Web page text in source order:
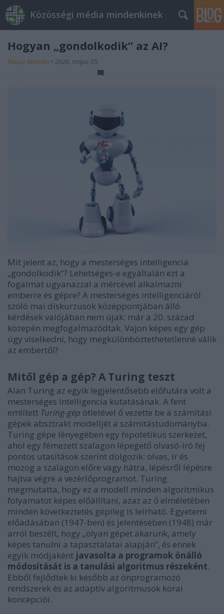
Közösségi média mindenkinek
Hogyan „gondolkodik” az AI?
Klausz Melinda • 2026. május 05.
Mit jelent az, hogy a mesterséges intelligencia
„gondolkodik”? Lehetséges-e egyáltalán ezt a
fogalmat ugyanazzal a mércével alkalmazni
emberre és gépre? A mesterséges intelligenciáról
szóló mai diskurzusok középpontjában álló
kérdések valójában nem újak: már a 20. század
közepén megfogalmazódtak. Vajon képes egy gép
úgy viselkedni, hogy megkülönböztethetetlenné válik
az embertől?
Mitől gép a gép? A Turing teszt
Alan Turing az egyik legjelentősebb előfutára volt a
mesterséges intelligencia kutatásának. A fent
említett Turing-gép ötletével ő vezette be a számítási
gépek absztrakt modelljét a számítástudományba.
Turing gépe lényegében egy hipotetikus szerkezet,
ahol egy fémezett szalagon lépegető olvasó-író fej
pontos utasítások szerint dolgozik: olvas, ír és
mozog a szalagon előre vagy hátra, lépésről lépésre
hajtva végre a vezérlőprogramot. Turing
megmutatta, hogy ez a modell minden algoritmikus
folyamatot képes előállítani, azaz az ő elméletében
minden következtetés gépileg is leírható. Egyetemi
előadásában (1947-ben) és jelentésében (1948) már
arról beszélt, hogy „olyan gépet akarunk, amely
képes tanulni a tapasztalatai alapján”, és ennek
egyik módjaként javasolta a programok önálló
módosítását is a tanulási algoritmus részeként.
Ebből fejlődtek ki később az önprogramozó
rendszerek és az adaptív algoritmusok korai
koncepciói.